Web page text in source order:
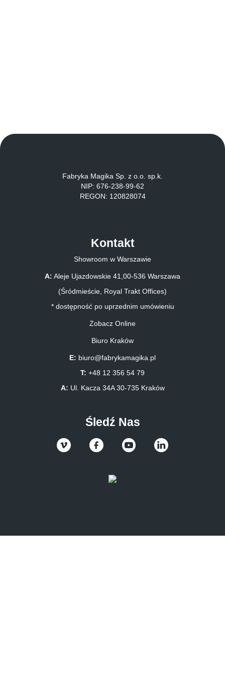
Fabryka Magika Sp. z o.o. sp.k.
NIP: 676-238-99-62
REGON: 120828074
Kontakt
Showroom w Warszawie
A: Aleje Ujazdowskie 41,00-536 Warszawa
(Śródmieście, Royal Trakt Offices)
* dostępność po uprzednim umówieniu
Zobacz Online
Biuro Kraków
E: biuro@fabrykamagika.pl
T: +48 12 356 54 79
A: Ul. Kacza 34A 30-735 Kraków
Śledź Nas